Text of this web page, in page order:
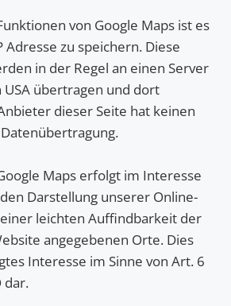
von Google Maps ist es
Adresse zu speichern. Diese
in der Regel an einen Server
USA übertragen und dort
dieser Seite hat keinen
Maps erfolgt im Interesse
Darstellung unserer Online-
leichten Auffindbarkeit der
angegebenen Orte. Dies
Interesse im Sinne von Art. 6
dar.